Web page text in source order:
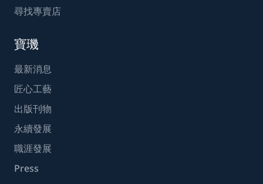
尋找專賣店
寶璣
最新消息
匠心工藝
出版刊物
永續發展
職涯發展
Press